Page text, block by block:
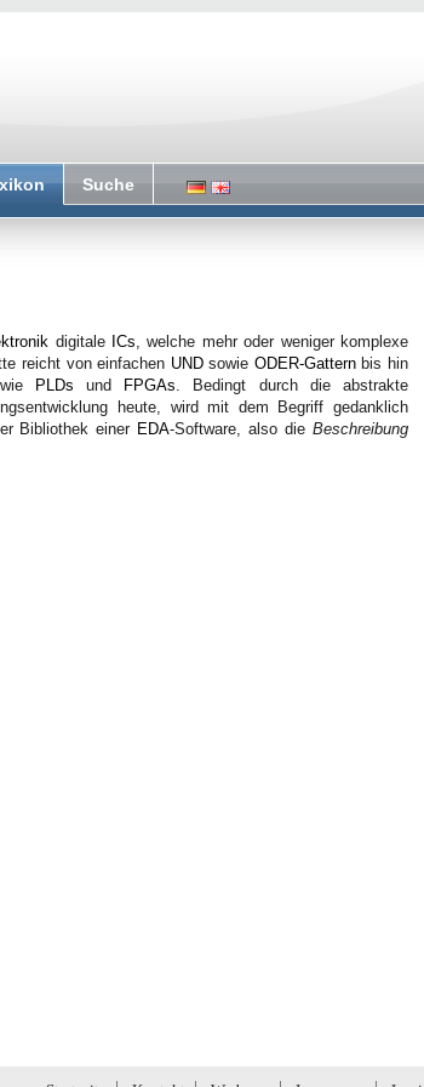
Suche
digitale ICs, welche mehr oder weniger komplexe
reicht von einfachen UNDsowie ODER-Gatternbis hin
PLDs und FPGAs. Bedingt durch die abstrakte
heute, wird mit dem Begriff gedanklich
Bibliothek einer EDA-Software, also die Beschreibung